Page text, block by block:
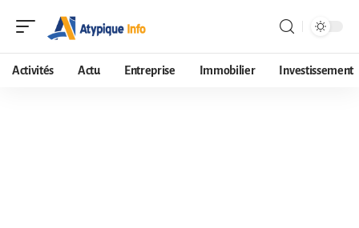
Activités Actu Entreprise Immobilier Investissement